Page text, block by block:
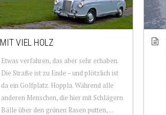
MIT VIEL HOLZ
Etwas verfahren, das aber sehr erhaben.
Die Straße ist zu Ende – und plötzlich ist
da ein Golfplatz. Hoppla. Während alle
anderen Menschen, die hier mit Schlägern
Bälle über den grünen Rasen putten, ...